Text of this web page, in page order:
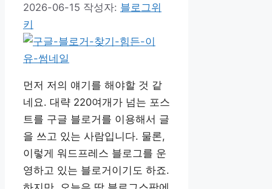
2026-06-15 작성자: 블로그위
키
먼저 저의 얘기를 해야할 것 같
네요. 대략 220여개가 넘는 포스
트를 구글 블로거를 이용해서 글
을 쓰고 있는 사람입니다. 물론,
이렇게 워드프레스 블로그를 운
영하고 있는 블로거이기도 하죠.